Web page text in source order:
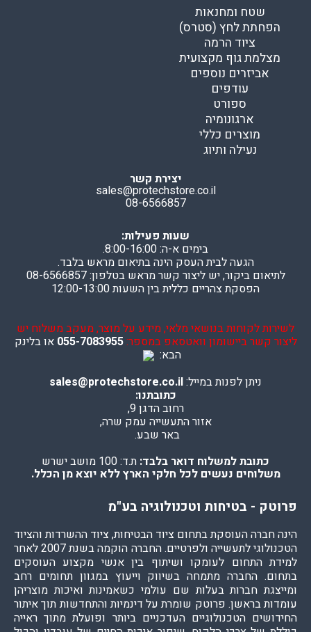
שטח ומחנאות
הפחתת לחץ (סטרס)
ציוד הרמה
מצלמת גוף מקצועית
אביזרים נוספים
עודפים
ספורט
ארגונומיה
מוצרים כללי
נעילה ותיוג
יצירת קשר
sales@protechstore.co.il
08-6566857
שעות פעילות:
בימים א-ה: 8:00-16:00.
הגעה לבית העסק הינה בתיאום מראש בלבד.
לתיאום ביקור, יש ליצור קשר מראש בטלפון: 08-6566857
הפסקת צהריים כללית בין השעות 12:00-13:00
לשירות לקוחות בנושאי מלאי, מידע על מוצר, מעקב משלוח יש
ליצור קשר ביישומון וואטסאפ במספר:055-7083955 או בלינק
הבא:
ניתן לפנות במייל:sales@protechstore.co.il
כתובתנו:
רחוב הדגן 9,
אזור התעשייה עמק שרה,
באר שבע.
כתובת למשלוח דואר בלבד: ת.ד: 100 מושב ישרש
משלוחים נעשים לכל חלקי הארץ ללא יוצא מן הכלל.
פרוטק - בטיחות וטכנולוגיה בע"מ
הינה חברה העוסקת בתחום ציוד הבטיחות, ציוד ההשרדות והציוד
הטכנולוגי לתעשייה ולפרטיים. החברה הוקמה בשנת 2007 לאחר
למידת התחום לעומקו ושיתוף בין אנשי מקצוע העוסקים
בתחום. החברה מתמחה בשיווק וייעוץ במגוון תחומים רחב
ומייצגת חברות בעלות שם עולמי כשאמינות ואיכות מוצריהן
עומדות בראשן. פרוטק שומרת על דינמיות והתחדשות תוך איתור
החידושים הטכנולוגיים העדכניים ביותר ופועלת מתוך ראייה